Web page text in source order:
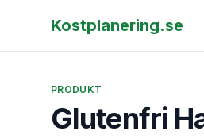
Kostplanering.se
PRODUKT
Glutenfri